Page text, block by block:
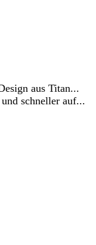
aus Titan...
schneller auf...